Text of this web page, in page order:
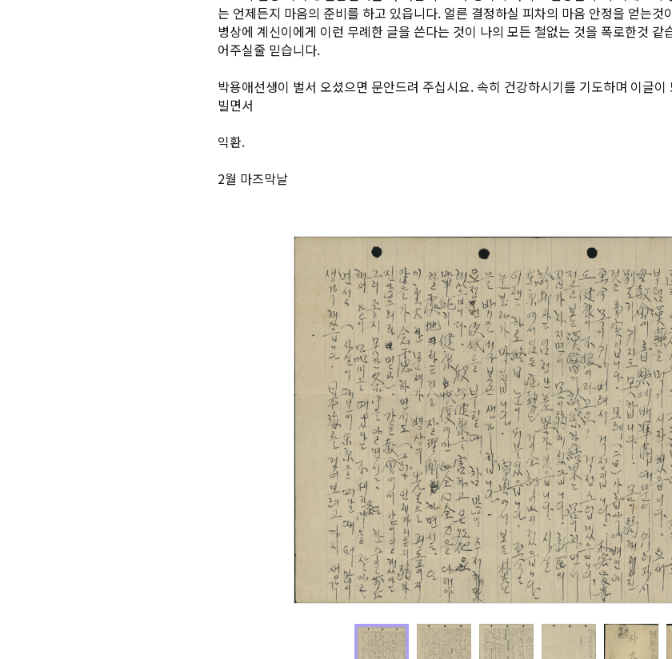
는 언제든지 마음의 준비를 하고 있읍니다. 얼른 결정하실 피차의 마음 안정을 얻는것
병상에 계신이에게 이런 무례한 글을 쓴다는 것이 나의 모든 철없는 것을 폭로한것 같
어주실줄 믿습니다.
박용애선생이 벌서 오셨으면 문안드려 주십시요. 속히 건강하시기를 기도하며 이글
빌면서
익환.
2월 마즈막날